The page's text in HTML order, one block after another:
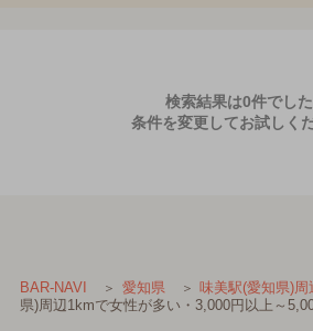
検索結果は0件でした
条件を変更してお試しくだ
BAR-NAVI 愛知県 味美駅(愛知県)周
県)周辺1kmで女性が多い・3,000円以上～